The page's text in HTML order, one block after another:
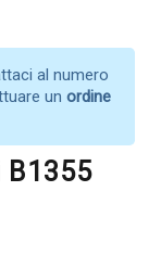
al numero
un ordine